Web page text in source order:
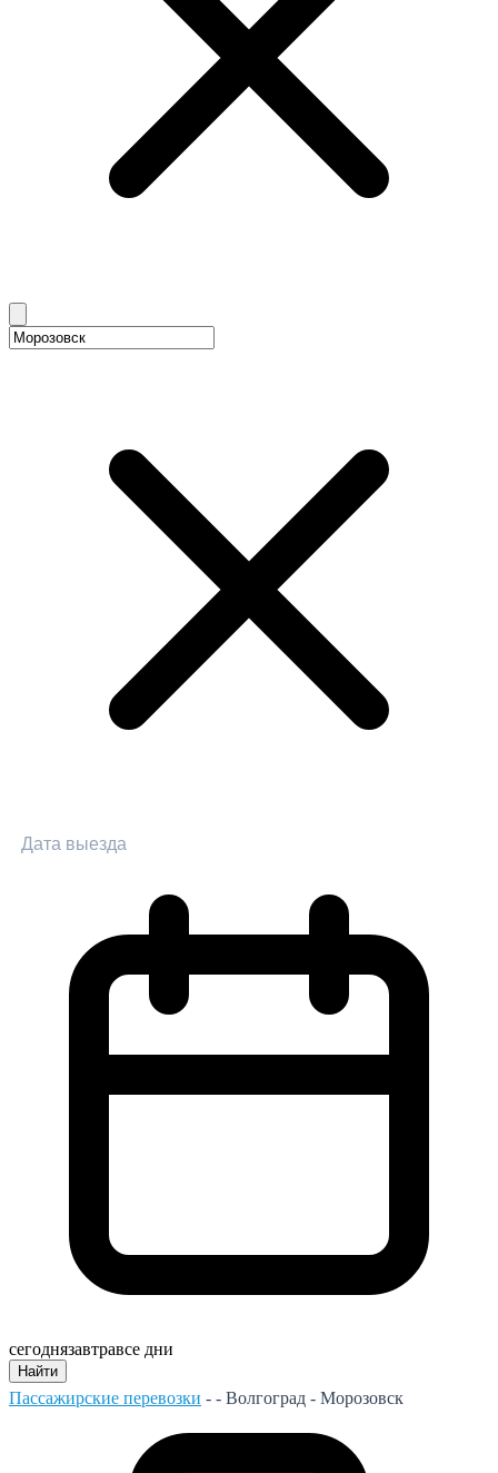
сегоднязавтравсе дни
Найти
Пассажирские перевозки - - Волгоград - Морозовск